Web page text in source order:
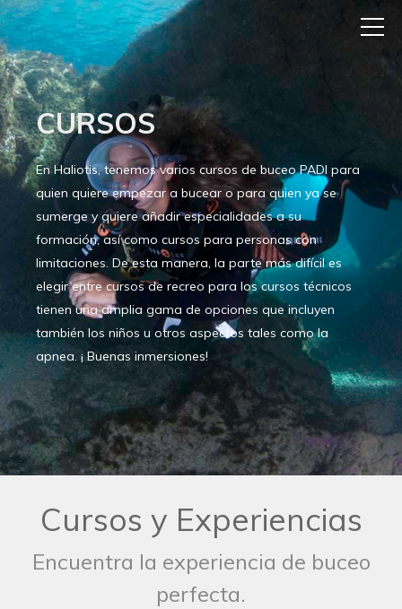
CURSOS
En Haliotis, tenemos varios cursos de buceo PADI para
quien quiere empezar a bucear o para quien ya se
sumerge y quiere añadir especialidades a su
formación, así como cursos para personas con
limitaciones. De esta manera, la parte más difícil es
elegir entre cursos de recreo para los cursos técnicos
tienen una amplia gama de opciones que incluyen
también los niños u otros aspectos tales como la
apnea. ¡ Buenas inmersiones!
Cursos y Experiencias
Encuentra la experiencia de buceo
perfecta.